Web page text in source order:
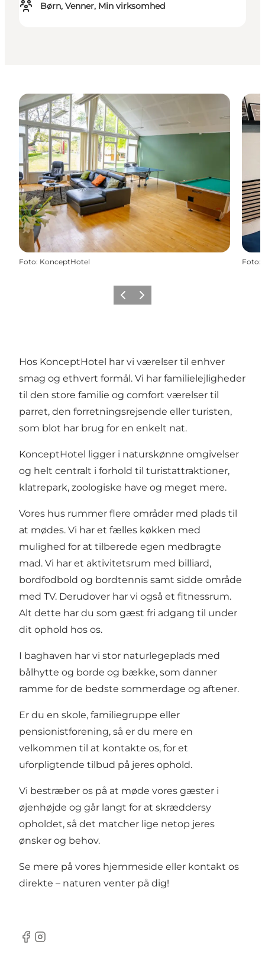
Børn, Venner, Min virksomhed
Foto: KonceptHotel Foto:
ForrigeNæste
Hos KonceptHotel har vi værelser til enhver
smag og ethvert formål. Vi har familielejligheder
til den store familie og comfort værelser til
parret, den forretningsrejsende eller turisten,
som blot har brug for en enkelt nat.
KonceptHotel ligger i naturskønne omgivelser
og helt centralt i forhold til turistattraktioner,
klatrepark, zoologiske have og meget mere.
Vores hus rummer flere områder med plads til
at mødes. Vi har et fælles køkken med
mulighed for at tilberede egen medbragte
mad. Vi har et aktivitetsrum med billiard,
bordfodbold og bordtennis samt sidde område
med TV. Derudover har vi også et fitnessrum.
Alt dette har du som gæst fri adgang til under
dit ophold hos os.
I baghaven har vi stor naturlegeplads med
bålhytte og borde og bække, som danner
ramme for de bedste sommerdage og aftener.
Er du en skole, familiegruppe eller
pensionistforening, så er du mere en
velkommen til at kontakte os, for et
uforpligtende tilbud på jeres ophold.
Vi bestræber os på at møde vores gæster i
øjenhøjde og går langt for at skræddersy
opholdet, så det matcher lige netop jeres
ønsker og behov.
Se mere på vores hjemmeside eller kontakt os
direkte – naturen venter på dig!
Facebook
Instagram